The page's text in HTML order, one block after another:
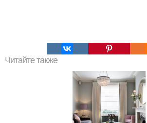
Читайте также